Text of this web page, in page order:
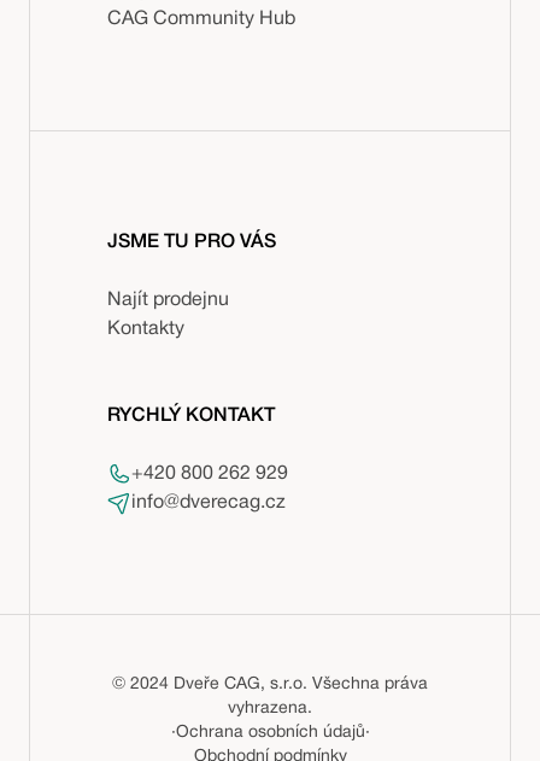
CAG Community Hub
JSME TU PRO VÁS
Najít prodejnu
Kontakty
RYCHLÝ KONTAKT
+420 800 262 929
info@dverecag.cz
© 2024 Dveře CAG, s.r.o. Všechna práva
vyhrazena.
·Ochrana osobních údajů·
Obchodní podmínky